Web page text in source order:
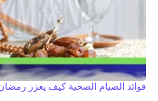
فوائد الصيام الصحية كيف يعزز